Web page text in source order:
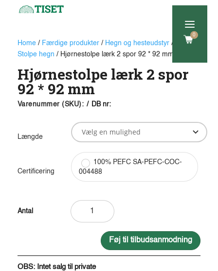
a
0
Home/ Færdige produkter/ Hegn og hesteudstyr/
Stolpe hegn / Hjørnestolpe lærk 2 spor 92 * 92 mm
Hjørnestolpe lærk 2 spor
92 * 92 mm
Varenummer (SKU): / DB nr:
Længde
Certificering
100% PEFC SA-PEFC-COC-
004488
Føj til tilbudsanmodning
A
lOBS: Intet salg til private